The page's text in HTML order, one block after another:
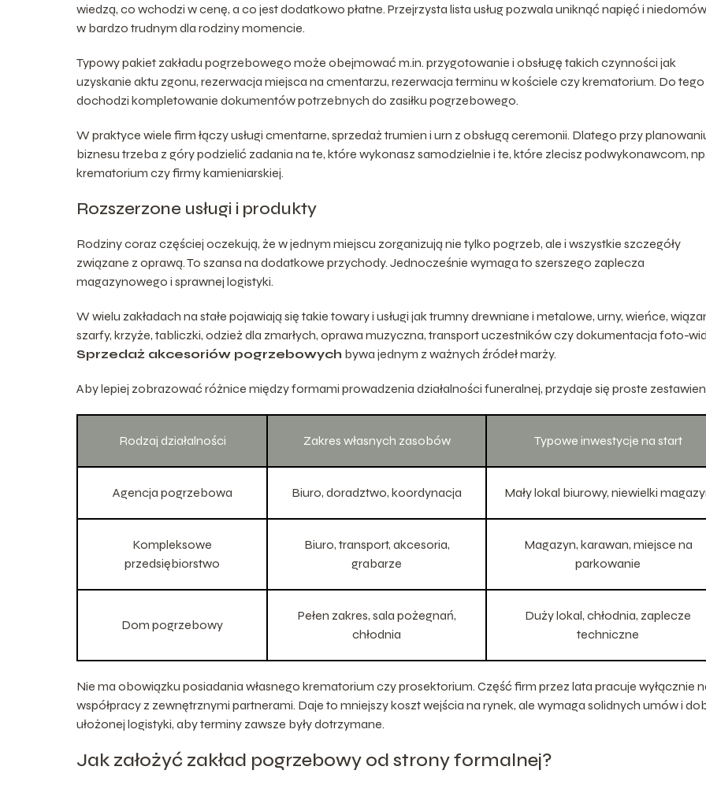
wiedzą, co wchodzi w cenę, a co jest dodatkowo płatne. Przejrzysta lista usług pozwala uniknąć napięć i
w bardzo trudnym dla rodziny momencie.
Typowy pakiet zakładu pogrzebowego może obejmować m.in. przygotowanie i obsługę takich czynności jak
uzyskanie aktu zgonu, rezerwacja miejsca na cmentarzu, rezerwacja terminu w kościele czy krematorium. Do tego
dochodzi kompletowanie dokumentów potrzebnych do zasiłku pogrzebowego.
W praktyce wiele firm łączy usługi cmentarne, sprzedaż trumien i urn z obsługą ceremonii. Dlatego przy
biznesu trzeba z góry podzielić zadania na te, które wykonasz samodzielnie i te, które zlecisz podwykonawcom,
krematorium czy firmy kamieniarskiej.
Rozszerzone usługi i produkty
Rodziny coraz częściej oczekują, że w jednym miejscu zorganizują nie tylko pogrzeb, ale i wszystkie szczegóły
związane z oprawą. To szansa na dodatkowe przychody. Jednocześnie wymaga to szerszego zaplecza
magazynowego i sprawnej logistyki.
W wielu zakładach na stałe pojawiają się takie towary i usługi jak trumny drewniane i metalowe, urny, wieńce,
szarfy, krzyże, tabliczki, odzież dla zmarłych, oprawa muzyczna, transport uczestników czy dokumentacja foto-
Sprzedaż akcesoriów pogrzebowych bywa jednym z ważnych źródeł marży.
Aby lepiej zobrazować różnice między formami prowadzenia działalności funeralnej, przydaje się proste
Rodzaj działalności Zakres własnych zasobów Typowe inwestycje na start
Agencja pogrzebowa Biuro, doradztwo, koordynacja Mały lokal biurowy, niewielki
Kompleksowe
przedsiębiorstwo
Biuro, transport, akcesoria,
grabarze
Magazyn, karawan, miejsce na
parkowanie
Dom pogrzebowy
Pełen zakres, sala pożegnań,
chłodnia
Duży lokal, chłodnia, zaplecze
techniczne
Nie ma obowiązku posiadania własnego krematorium czy prosektorium. Część firm przez lata pracuje wyłącznie
współpracy z zewnętrznymi partnerami. Daje to mniejszy koszt wejścia na rynek, ale wymaga solidnych umów i
ułożonej logistyki, aby terminy zawsze były dotrzymane.
Jak założyć zakład pogrzebowy od strony formalnej?